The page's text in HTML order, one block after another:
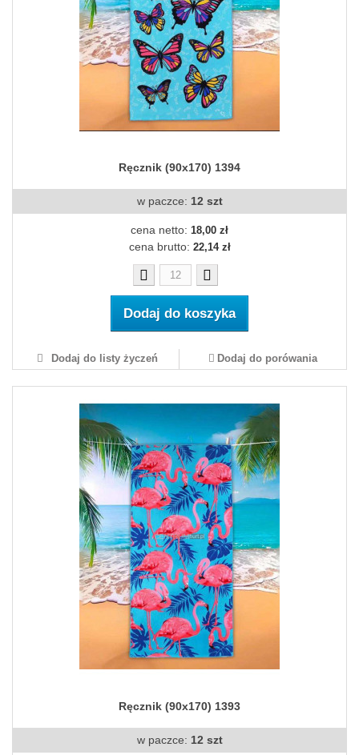
Ręcznik (90x170) 1394
w paczce: 12 szt
cena netto: 18,00 zł
cena brutto: 22,14 zł
Dodaj do koszyka
Dodaj do listy życzeń Dodaj do porówania
Ręcznik (90x170) 1393
w paczce: 12 szt